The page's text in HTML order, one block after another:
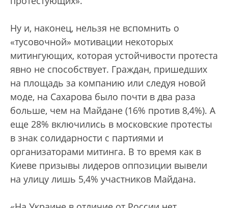
Ну и, наконец, нельзя не вспомнить о
«тусовочной» мотивации некоторых
митингующих, которая устойчивости протеста
явно не способствует. Граждан, пришедших
на площадь за компанию или следуя новой
моде, на Сахарова было почти в два раза
больше, чем на Майдане (16% против 8,4%). А
еще 28% включились в московские протесты
в знак солидарности с партиями и
организаторами митинга. В то время как в
Киеве призывы лидеров оппозиции вывели
на улицу лишь 5,4% участников Майдана.